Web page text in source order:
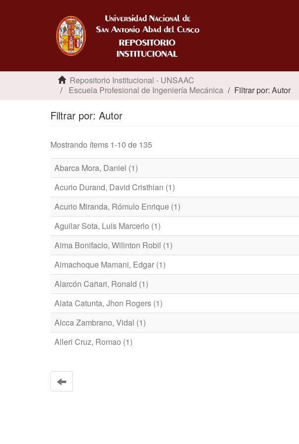
Repositorio Institucional - UNSAAC
Escuela Profesional de Ingeniería Mecánica
Filtrar por: Autor
Filtrar por: Autor
Mostrando ítems 1-10 de 135
Abarca Mora, Daniel (1)
Acurio Durand, David Cristhian (1)
Acurio Miranda, Rómulo Enrique (1)
Aguilar Sota, Luis Marcerlo (1)
Aima Bonifacio, Wilinton Robil (1)
Aimachoque Mamani, Edgar (1)
Alarcón Cañari, Ronald (1)
Alata Catunta, Jhon Rogers (1)
Alcca Zambrano, Vidal (1)
Alleri Cruz, Romao (1)